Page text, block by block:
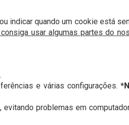
indicar quando um cookie está
usar algumas partes do
e várias configurações.
problemas em